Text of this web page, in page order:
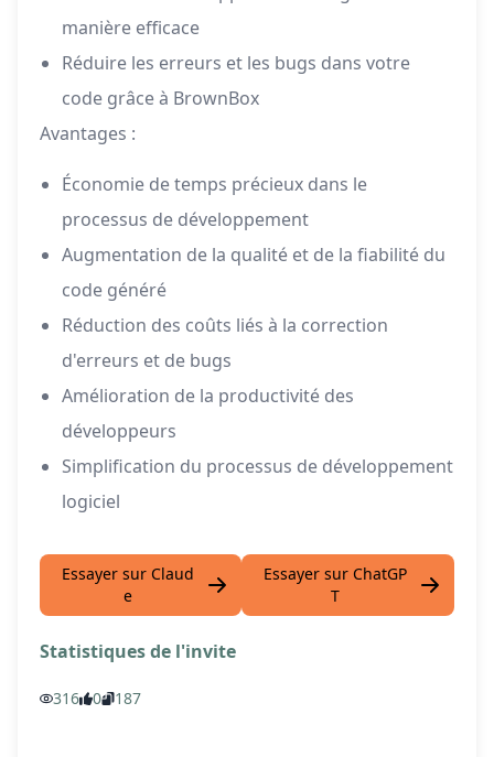
manière efficace
Réduire les erreurs et les bugs dans votre
code grâce à BrownBox
Avantages :
Économie de temps précieux dans le
processus de développement
Augmentation de la qualité et de la fiabilité du
code généré
Réduction des coûts liés à la correction
d'erreurs et de bugs
Amélioration de la productivité des
développeurs
Simplification du processus de développement
logiciel
Essayer sur Claud
e
Essayer sur ChatGP
T
Statistiques de l'invite
316 0 187